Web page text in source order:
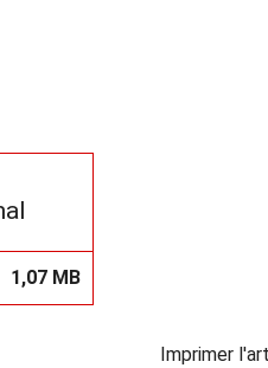
1,07 MB
Imprimer